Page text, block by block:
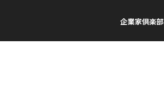
企業家倶楽部